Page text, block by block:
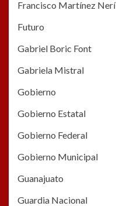
Francisco Martínez Nerí
Futuro
Gabriel Boric Font
Gabriela Mistral
Gobierno
Gobierno Estatal
Gobierno Federal
Gobierno Municipal
Guanajuato
Guardia Nacional